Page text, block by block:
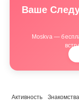
Ваше
Moskva —
Активность Знакомства